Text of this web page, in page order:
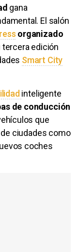
gana
El salón
organizado
tercera edición
Smart City
inteligente
de conducción
que
ciudades como
coches